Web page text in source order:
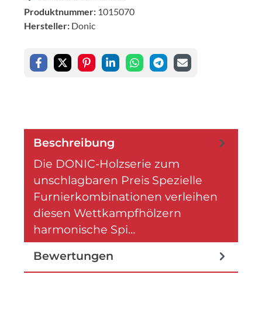
Produktnummer: 1015070
Hersteller: Donic
Beschreibung
Die DONIC-Holzserie zum
unschlagbaren Preis Spezielle
Furnierkombinationen verleihen
diesen Wettkampfhölzern
harmonische Spi…
Bewertungen